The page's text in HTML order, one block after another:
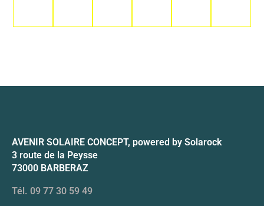
AVENIR SOLAIRE CONCEPT, powered by Solarock
3 route de la Peysse
73000 BARBERAZ
Tél. 09 77 30 59 49